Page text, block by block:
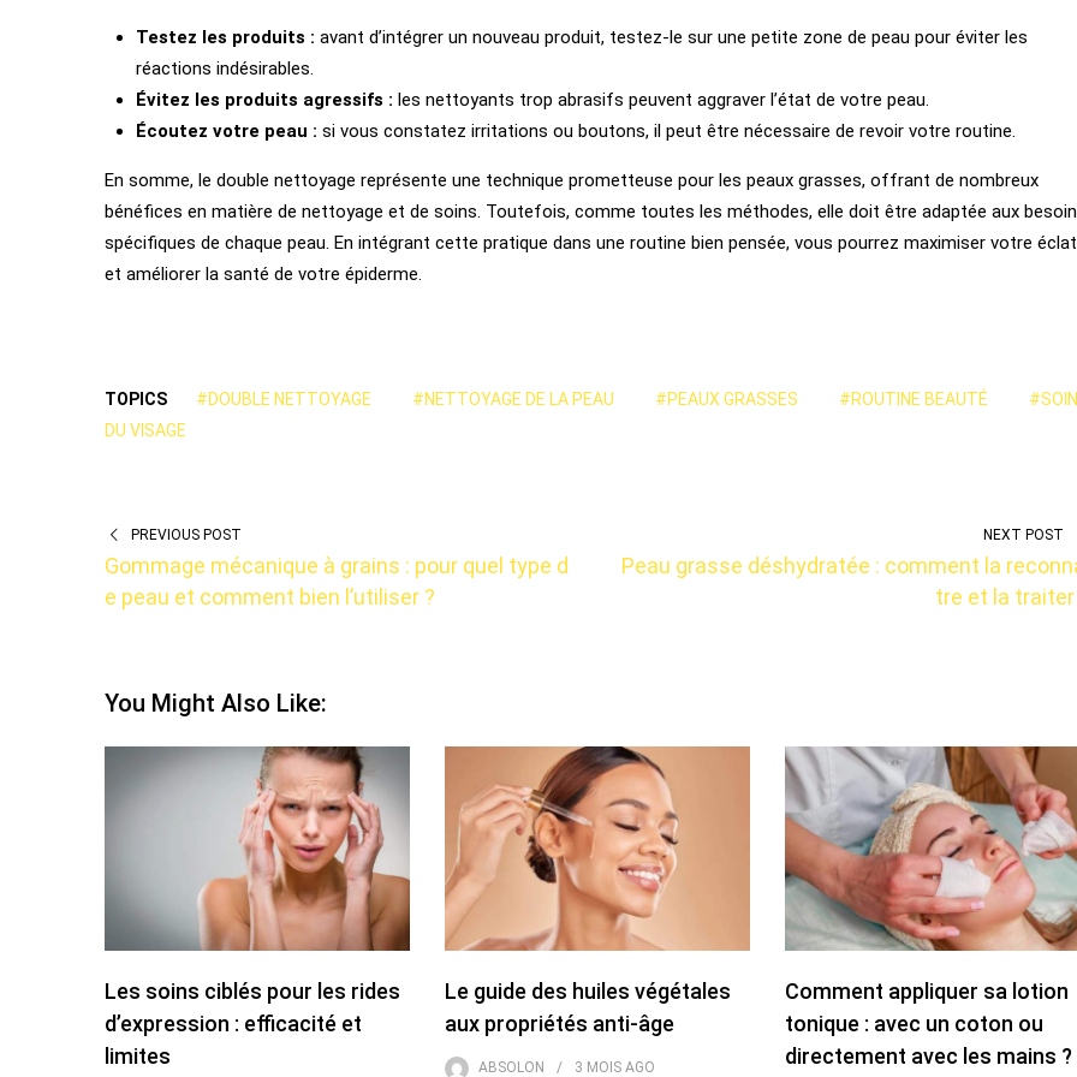
Testez les produits : avant d’intégrer un nouveau produit, testez-le sur une petite zone de peau pour éviter les
réactions indésirables.
Évitez les produits agressifs : les nettoyants trop abrasifs peuvent aggraver l’état de votre peau.
Écoutez votre peau : si vous constatez irritations ou boutons, il peut être nécessaire de revoir votre routine.
En somme, le double nettoyage représente une technique prometteuse pour les peaux grasses, offrant de nombreux
bénéfices en matière de nettoyage et de soins. Toutefois, comme toutes les méthodes, elle doit être adaptée aux
spécifiques de chaque peau. En intégrant cette pratique dans une routine bien pensée, vous pourrez maximiser votre éclat
et améliorer la santé de votre épiderme.
TOPICS #DOUBLE NETTOYAGE #NETTOYAGE DE LA PEAU #PEAUX GRASSES #ROUTINE BEAUTÉ
#SOIN
DU VISAGE
PREVIOUS POST
Gommage mécanique à grains : pour quel type d
e peau et comment bien l’utiliser ?
NEXT POST
Peau grasse déshydratée : comment la
tre et la traiter
You Might Also Like:
Les soins ciblés pour les rides
d’expression : efficacité et
limites
Le guide des huiles végétales
aux propriétés anti-âge
ABSOLON 3 MOISAGO
Comment appliquer sa lotion
tonique : avec un coton ou
directement avec les mains ?